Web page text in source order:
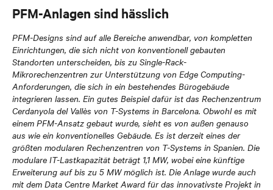
PFM-Anlagen sind hässlich
PFM-Designs sind auf alle Bereiche anwendbar, von kompletten
Einrichtungen, die sich nicht von konventionell gebauten
Standorten unterscheiden, bis zu Single-Rack-
Mikrorechenzentren zur Unterstützung von Edge Computing-
Anforderungen, die sich in ein bestehendes Bürogebäude
integrieren lassen. Ein gutes Beispiel dafür ist das Rechenzentrum
Cerdanyola del Vallès von T-Systems in Barcelona. Obwohl es mit
einem PFM-Ansatz gebaut wurde, sieht es von außen genauso
aus wie ein konventionelles Gebäude. Es ist derzeit eines der
größten modularen Rechenzentren von T-Systems in Spanien. Die
modulare IT-Lastkapazität beträgt 1,1 MW, wobei eine künftige
Erweiterung auf bis zu 5 MW möglich ist. Die Anlage wurde auch
mit dem Data Centre Market Award für das innovativste Projekt in